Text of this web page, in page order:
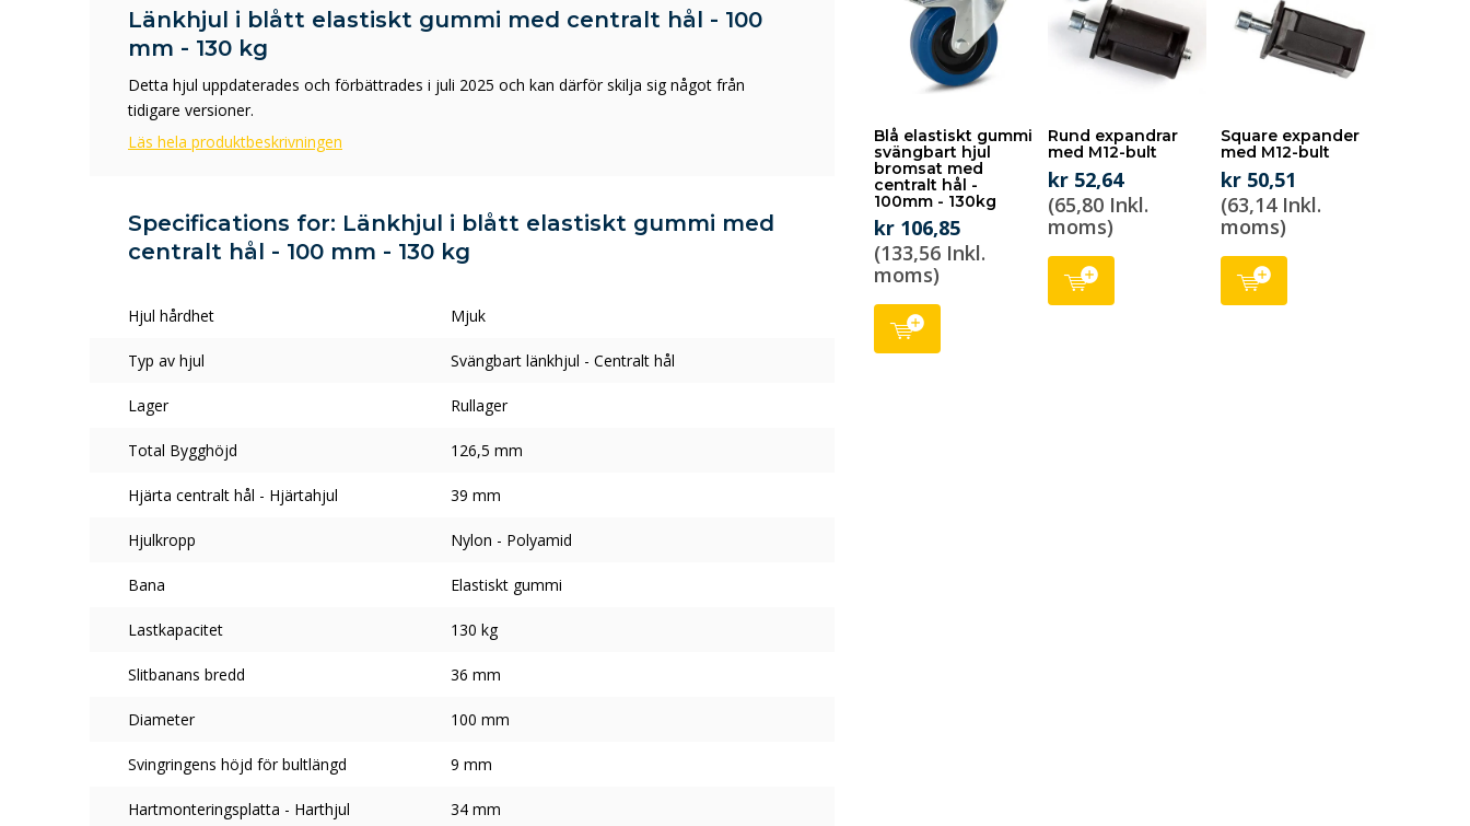
Länkhjul i blått elastiskt gummi med centralt hål - 100
mm - 130 kg
Detta hjul uppdaterades och förbättrades i juli 2025 och kan därför skilja sig något från
tidigare versioner.
Läs hela produktbeskrivningen
Specifications for: Länkhjul i blått elastiskt gummi med
centralt hål - 100 mm - 130 kg
Hjul hårdhet Mjuk
Typ av hjul Svängbart länkhjul - Centralt hål
Lager Rullager
Total Bygghöjd 126,5 mm
Hjärta centralt hål - Hjärtahjul 39 mm
Hjulkropp Nylon - Polyamid
Bana Elastiskt gummi
Lastkapacitet 130 kg
Slitbanans bredd 36 mm
Diameter 100 mm
Svingringens höjd för bultlängd 9 mm
Hartmonteringsplatta - Harthjul 34 mm
Blå elastiskt gummi
svängbart hjul
bromsat med
centralt hål -
100mm - 130kg
kr 106,85
(133,56 Inkl.
moms)
Rund expandrar
med M12-bult
kr 52,64
(65,80 Inkl.
moms)
Square expander
med M12-bult
kr 50,51
(63,14 Inkl.
moms)